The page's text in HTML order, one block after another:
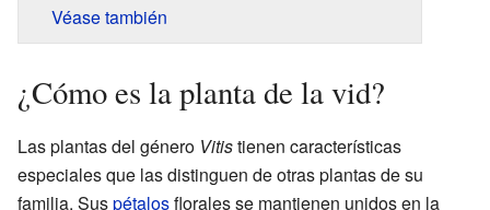
Véase también
¿Cómo es la planta de la vid?
Las plantas del género Vitistienen características
especiales que las distinguen de otras plantas de su
familia. Suspétalosflorales se mantienen unidos en la